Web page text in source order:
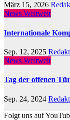
März 15, 2026
News Weltweit
Internationale
Sep. 12, 2025
News Weltweit
Tag der offenen
Sep. 24, 2024
Folgt uns auf